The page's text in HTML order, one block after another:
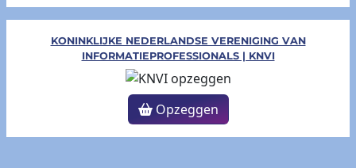
KONINKLIJKE NEDERLANDSE VERENIGING VAN
INFORMATIEPROFESSIONALS | KNVI
Opzeggen